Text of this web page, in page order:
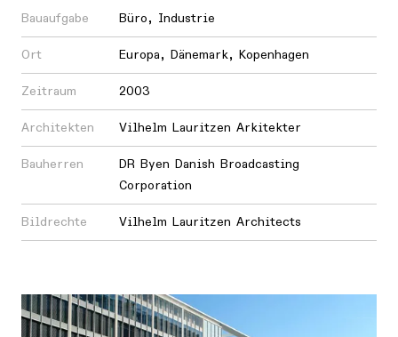
Bauaufgabe Büro, Industrie
Ort Europa, Dänemark, Kopenhagen
Zeitraum 2003
Architekten Vilhelm Lauritzen Arkitekter
Bauherren
DR Byen Danish Broadcasting
Corporation
Bildrechte Vilhelm Lauritzen Architects